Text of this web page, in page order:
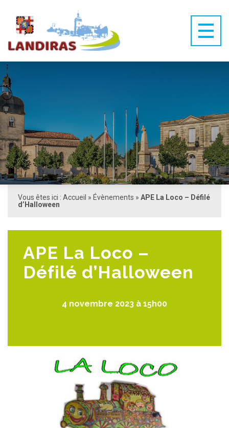
Vous êtes ici : Accueil » Évènements » APE La Loco – Défilé
d’Halloween
APE La Loco –
Défilé d’Halloween
4 novembre 2023 à 15h00